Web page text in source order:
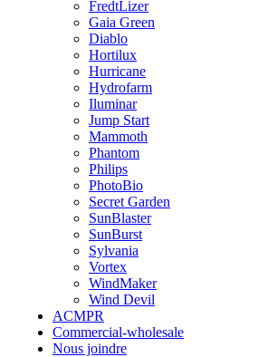
FredtLizer
Gaia Green
Diablo
Hortilux
Hurricane
Hydrofarm
Iluminar
Jump Start
Mammoth
Phantom
Philips
PhotoBio
Secret Garden
SunBlaster
SunBurst
Sylvania
Vortex
WindMaker
Wind Devil
ACMPR
Commercial-wholesale
Nous joindre